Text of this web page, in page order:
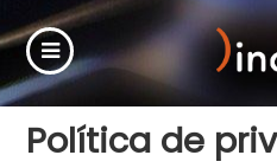
Política de